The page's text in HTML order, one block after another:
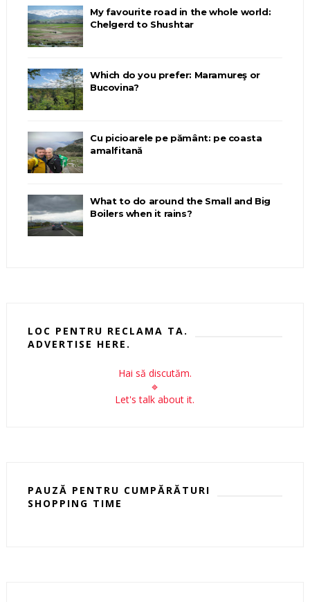
My favourite road in the whole world:
Chelgerd to Shushtar
Which do you prefer: Maramureş or
Bucovina?
Cu picioarele pe pământ: pe coasta
amalfitană
What to do around the Small and Big
Boilers when it rains?
LOC PENTRU RECLAMA TA.
ADVERTISE HERE.
Hai să discutăm.
🔹
Let's talk about it.
PAUZĂ PENTRU CUMPĂRĂTURI
SHOPPING TIME